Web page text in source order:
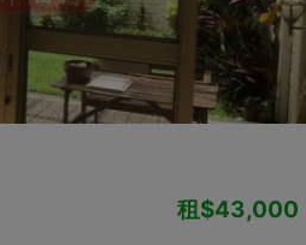
租$43,000